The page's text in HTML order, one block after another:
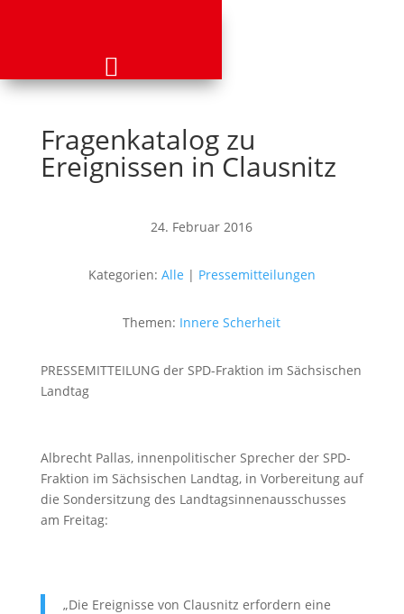
Fragenkatalog zu
Ereignissen in Clausnitz
24. Februar 2016
Kategorien: Alle | Pressemitteilungen
Themen: Innere Scherheit
PRESSEMITTEILUNG der SPD-Fraktion im Sächsischen
Landtag
Albrecht Pallas, innenpolitischer Sprecher der SPD-
Fraktion im Sächsischen Landtag, in Vorbereitung auf
die Sondersitzung des Landtagsinnenausschusses
am Freitag:
„Die Ereignisse von Clausnitz erfordern eine